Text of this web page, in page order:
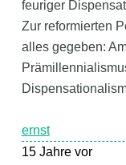
feuriger
Zur reformierten
alles gegeben:
ernst
15 Jahre vor